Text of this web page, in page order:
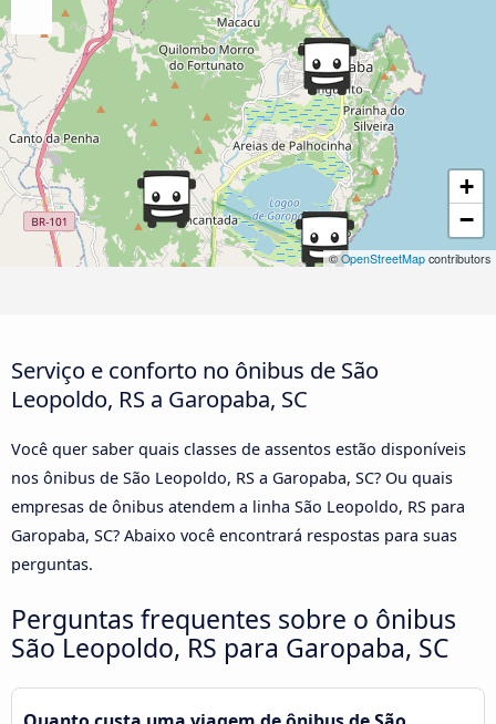
+
−
©OpenStreetMap contributors
Serviço e conforto no ônibus de São
Leopoldo, RS a Garopaba, SC
Você quer saber quais classes de assentos estão disponíveis
nos ônibus de São Leopoldo, RS a Garopaba, SC? Ou quais
empresas de ônibus atendem a linha São Leopoldo, RS para
Garopaba, SC? Abaixo você encontrará respostas para suas
perguntas.
Perguntas frequentes sobre o ônibus
São Leopoldo, RS para Garopaba, SC